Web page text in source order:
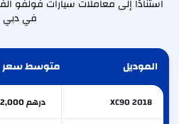
في دبي
الموديل متوسط سعر
XC90 2018 درهم 42,000